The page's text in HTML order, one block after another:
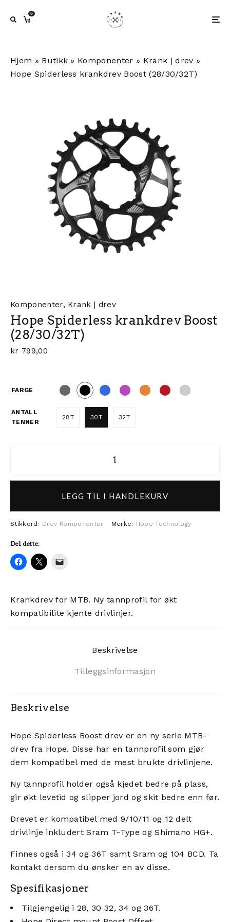
0
Hjem » Butikk » Komponenter » Krank | drev »
Hope Spiderless krankdrev Boost (28/30/32T)
Komponenter, Krank | drev
Hope Spiderless krankdrev Boost
(28/30/32T)
kr 799,00
Krankdrev for MTB. Ny tannprofil for økt
kompatibilite kjente drivlinjer.
FARGE
ANTALL
TENNER
28T 30T 32T
Hope Spiderless krankdrev
LEGG TIL I HANDLEKURV
Stikkord: Drev Komponenter Merke: Hope Technology
Del dette:
Beskrivelse
Tilleggsinformasjon
Beskrivelse
Hope Spiderless Boost drev er en ny serie MTB-
drev fra Hope. Disse har en tannprofil som gjør
dem kompatibel med de mest brukte drivlinjene.
Ny tannprofil holder også kjedet bedre på plass,
gir økt levetid og slipper jord og skit bedre enn før.
Drevet er kompatibel med 9/10/11 og 12 delt
drivlinje inkludert Sram T-Type og Shimano HG+.
Finnes også i 34 og 36T samt Sram og 104 BCD. Ta
kontakt dersom du ønsker en av disse.
Spesifikasjoner
Tilgjengelig i 28, 30 32, 34 og 36T.